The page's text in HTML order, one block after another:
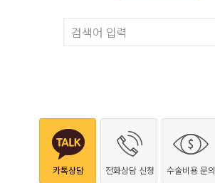
카톡상담 전화상담 신청 수술비용 문의